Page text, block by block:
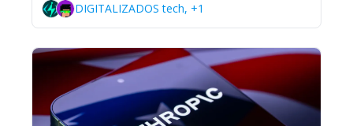
DIGITALIZADOS tech, +1